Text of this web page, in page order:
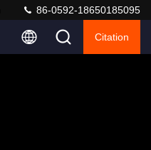
86-0592-18650185095
Citation